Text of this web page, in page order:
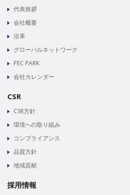
代表挨拶
会社概要
沿革
グローバルネットワーク
PEC PARK
会社カレンダー
CSR
CSR方針
環境への取り組み
コンプライアンス
品質方針
地域貢献
採用情報